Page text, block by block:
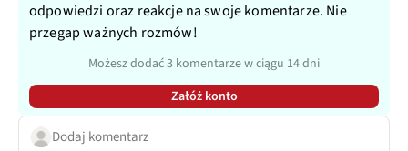
odpowiedzi oraz reakcje na swoje komentarze. Nie
przegap ważnych rozmów!
Możesz dodać 3 komentarze w ciągu 14 dni
Załóż konto
Dodaj komentarz